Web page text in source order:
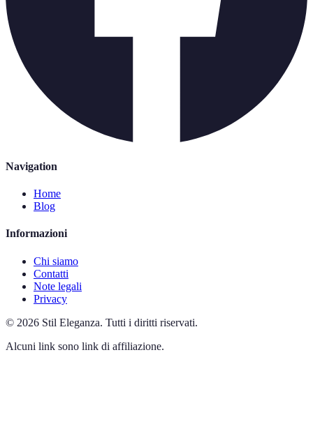
Navigation
Home
Blog
Informazioni
Chi siamo
Contatti
Note legali
Privacy
© 2026 Stil Eleganza. Tutti i diritti riservati.
Alcuni link sono link di affiliazione.